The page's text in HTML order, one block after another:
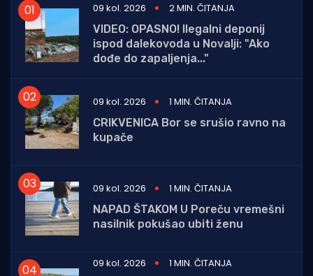
09 kol. 2026
2 MIN. ČITANJA
VIDEO: OPASNO! Ilegalni deponij
ispod dalekovoda u Novalji: "Ako
dođe do zapaljenja..."
09 kol. 2026
1 MIN. ČITANJA
CRIKVENICA Bor se srušio ravno na
kupače
09 kol. 2026
1 MIN. ČITANJA
NAPAD ŠTAKOM U Poreču vremešni
nasilnik pokušao ubiti ženu
09 kol. 2026
1 MIN. ČITANJA